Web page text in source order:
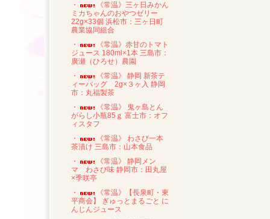
・
《常温》三ヶ日みかん
ミカちゃんのおやつゼリー
22g×33個 浜松市：三ヶ日町
農業協同組合
・
《常温》赤甘のトマト
ジュース 180ml×1本 三島市：
廣瀬（ひろせ）農園
・
《常温》 静岡 新茶テ
ィーバッグ 2g×３ヶ入 静岡
市：丸福製茶
・
《常温》 鬼ヶ島とん
がらし小瓶85ｇ 富士市：オフ
ィスタフ
・
《常温》 わさび一本
茶漬け 三島市：山本食品
・
《常温》 静岡メン
マ わさび味 静岡市：田丸屋
×季咲亭
・
《常温》【長泉町・東
平商会】 ぎゅっとまるごと に
んじんジュース